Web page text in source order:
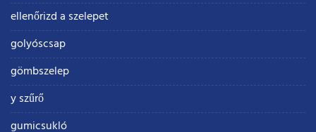
ellenőrizd a szelepet
golyóscsap
gömbszelep
y szűrő
gumicsukló